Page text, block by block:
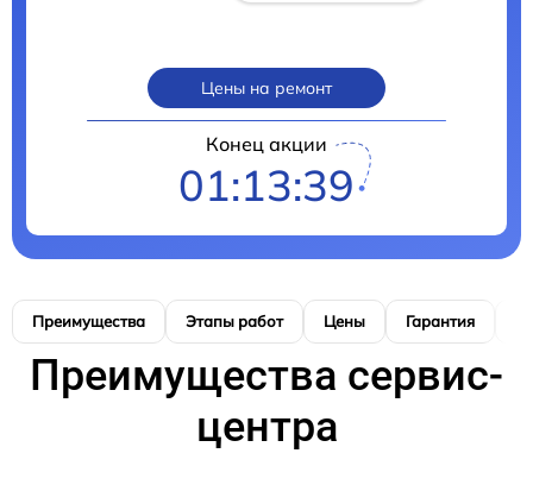
Цены на ремонт
Конец акции
01:13:39
Преимущества Этапы работ Цены Гарантия
Преимущества сервис-
центра